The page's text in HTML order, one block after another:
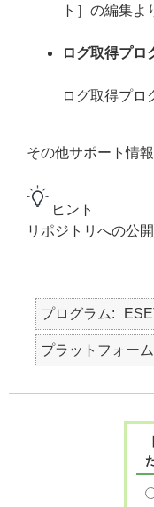
ト］の編集
ログ取得プロ
ログ取得プロ
その他サポート情
ヒント
リポジトリへの公
プログラム
プラットフォーム